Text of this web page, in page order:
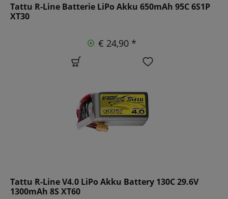
Tattu R-Line Batterie LiPo Akku 650mAh 95C 6S1P
XT30
€ 24,90 *
Tattu R-Line V4.0 LiPo Akku Battery 130C 29.6V
1300mAh 8S XT60